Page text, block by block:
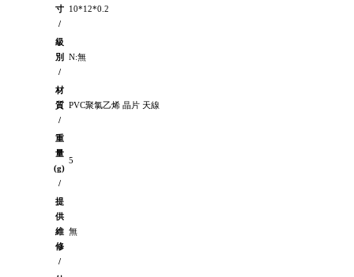
寸
/
10*12*0.2
級
別
/
N:無
材
質
/
PVC聚氯乙烯 晶片 天線
重
量
(g)
/
5
提
供
維
修
/
無